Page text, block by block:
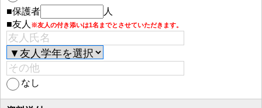
■保護者
人
■友人 ※友人の付き添いは1名までとさせていただきます。
なし